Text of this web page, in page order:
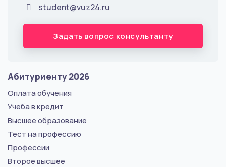
student@vuz24.ru
Задать вопрос консультанту
Абитуриенту 2026
Оплата обучения
Учеба в кредит
Высшее образование
Тест на профессию
Профессии
Второе высшее